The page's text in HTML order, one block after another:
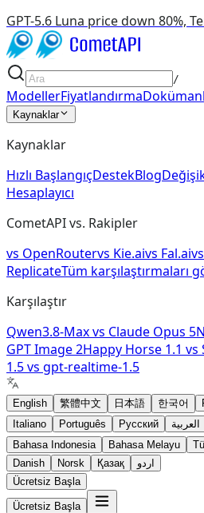
GPT-5.6 Luna price down 80%,
/
ModellerFiyatlandırma
Kaynaklar
Kaynaklar
Hızlı BaşlangıçDestekBlog
Hesaplayıcı
CometAPI vs. Rakipler
vs OpenRoutervs Kie.aivs Fal.aivs
ReplicateTüm karşılaştırmaları
Karşılaştır
Qwen3.8-Maxvs Claude Opus 5
GPT Image 2Happy Horse 1.1 vs
1.5vs gpt-realtime-1.5
English 繁體中文 日本語 한국어
Italiano
Português Русский العربية
Bahasa Indonesia
Bahasa Melayu
Danish
Norsk Қазақ
اردو
Ücretsiz Başla
Ücretsiz Başla